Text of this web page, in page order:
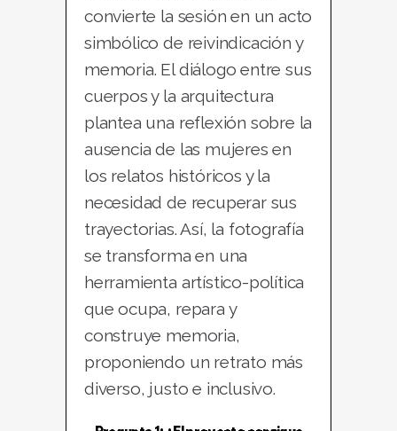
convierte la sesión en un acto
simbólico de reivindicación y
memoria. El diálogo entre sus
cuerpos y la arquitectura
plantea una reflexión sobre la
ausencia de las mujeres en
los relatos históricos y la
necesidad de recuperar sus
trayectorias. Así, la fotografía
se transforma en una
herramienta artístico-política
que ocupa, repara y
construye memoria,
proponiendo un retrato más
diverso, justo e inclusivo.